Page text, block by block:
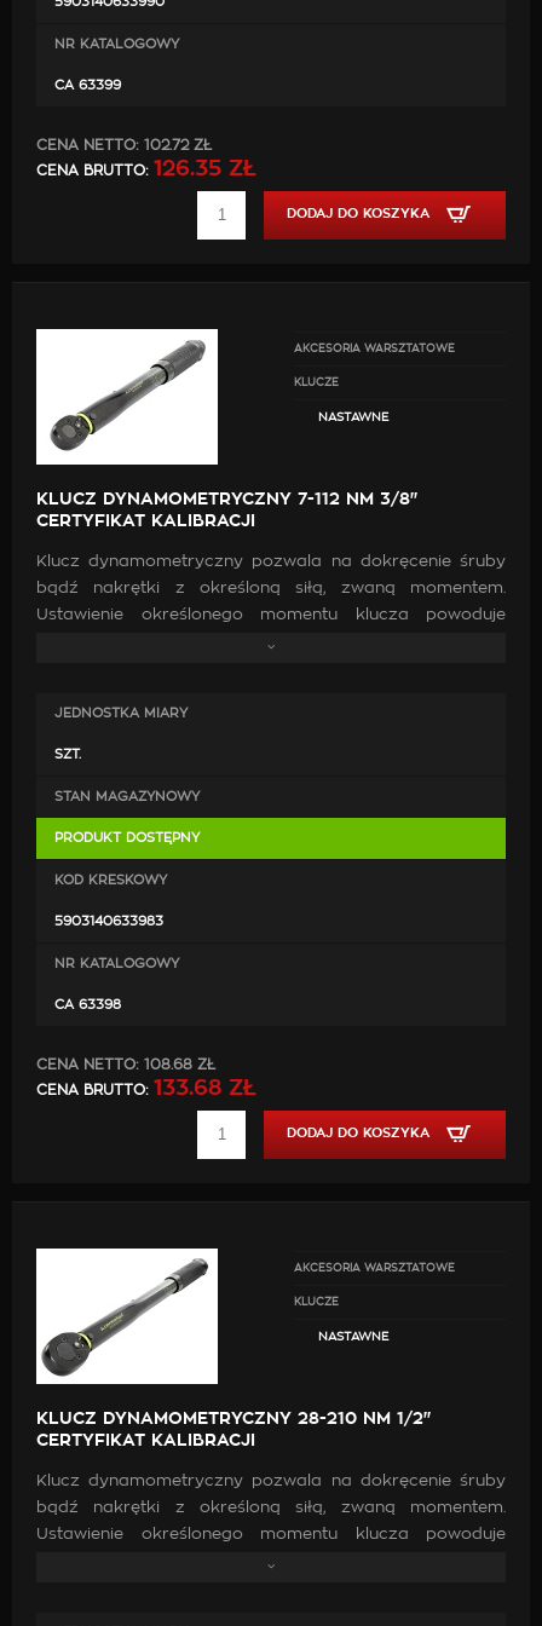
Zawartość zestawu:
Klucz dynamometryczny
Walizka
NR KATALOGOWY
CA 63399
CENA NETTO: 102.72 ZŁ
CENA BRUTTO: 126.35 ZŁ
DODAJ DO KOSZYKA
AKCESORIA WARSZTATOWE
KLUCZE
NASTAWNE
KLUCZ DYNAMOMETRYCZNY 7-112 NM 3/8"
CERTYFIKAT KALIBRACJI
Klucz dynamometryczny pozwala na dokręcenie śruby
bądź nakrętki z określoną siłą, zwaną momentem.
Ustawienie określonego momentu klucza powoduje
odpowiednie naciągnięcie sprężyny, dzięki której możliwe
która przeskakuje w chwili, gdy udało się osiągnąć
zakładaną siłę dokręcenia nakrętki bądź śruby. Posiada
3/8"
Zawartość zestawu:
Klucz dynamometryczny
Walizka
JEDNOSTKA MIARY
SZT.
STAN MAGAZYNOWY
PRODUKT DOSTĘPNY
KOD KRESKOWY
5903140633983
NR KATALOGOWY
CA 63398
CENA NETTO: 108.68 ZŁ
CENA BRUTTO: 133.68 ZŁ
DODAJ DO KOSZYKA
AKCESORIA WARSZTATOWE
KLUCZE
NASTAWNE
KLUCZ DYNAMOMETRYCZNY 28-210 NM 1/2"
CERTYFIKAT KALIBRACJI
Klucz dynamometryczny pozwala na dokręcenie śruby
bądź nakrętki z określoną siłą, zwaną momentem.
Ustawienie określonego momentu klucza powoduje
odpowiednie naciągnięcie sprężyny, dzięki której możliwe